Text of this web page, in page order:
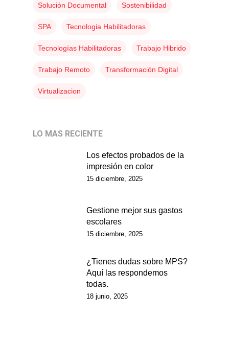
Solución Documental Sostenibilidad
SPA Tecnologia Habilitadoras
Tecnologías Habilitadoras Trabajo Hibrido
Trabajo Remoto Transformación Digital
Virtualizacion
LO MAS RECIENTE
Los efectos probados de la
impresión en color
15 diciembre, 2025
Gestione mejor sus gastos
escolares
15 diciembre, 2025
¿Tienes dudas sobre MPS?
Aquí las respondemos
todas.
18 junio, 2025
Kyocera
Avision
Servicios